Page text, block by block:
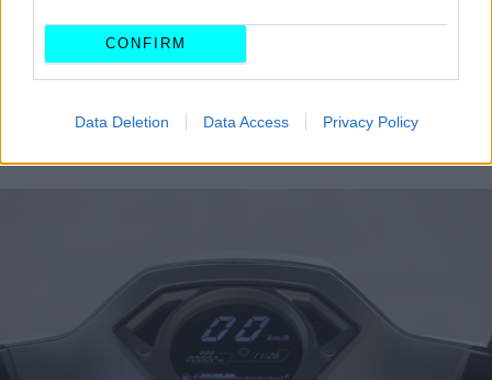
CONFIRM
Data Deletion Data Access Privacy Policy
προγράμματα, είτε με αποπληρωμή σε 12 ή 18 άτοκες
δόσεις και 0% ή 30% προκαταβολή αντίστοιχα, ή με
δόσεις και με 0% προκαταβολή.